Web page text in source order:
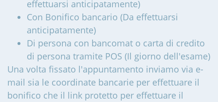
effettuarsi anticipatamente)
Con Bonifico bancario (Da effettuarsi
anticipatamente)
Di persona con bancomat o carta di credito
di persona tramite POS (Il giorno dell'esame)
Una volta fissato l'appuntamento inviamo via e-
mail sia le coordinate bancarie per effettuare il
bonifico che il link protetto per effettuare il